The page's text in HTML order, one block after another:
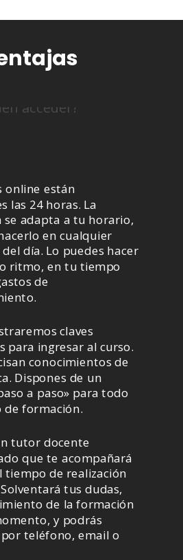
online están
las 24 horas. La
adapta a tu horario,
en cualquier
día. Lo puedes hacer
ritmo, en tu tiempo
de
claves
para ingresar al curso.
conocimientos de
Dispones de un
a paso» para todo
de formación.
tutor docente
que te acompañará
tiempo de realización
tus dudas,
de la formación
y podrás
teléfono, email o